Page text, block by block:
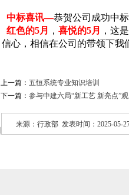
中标喜讯—恭贺公司成功中标
红色的5月
， 喜悦的5月
，这
信心，相信在公司的带领下我
上一篇： 五恒系统专业知识培训
下一篇： 参与中建六局“新工艺 新亮点”
来源：行政部 发表时间：2025-05-